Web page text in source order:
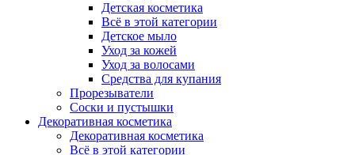
Детская косметика
Всё в этой категории
Детское мыло
Уход за кожей
Уход за волосами
Средства для купания
Прорезыватели
Соски и пустышки
Декоративная косметика
Декоративная косметика
Всё в этой категории